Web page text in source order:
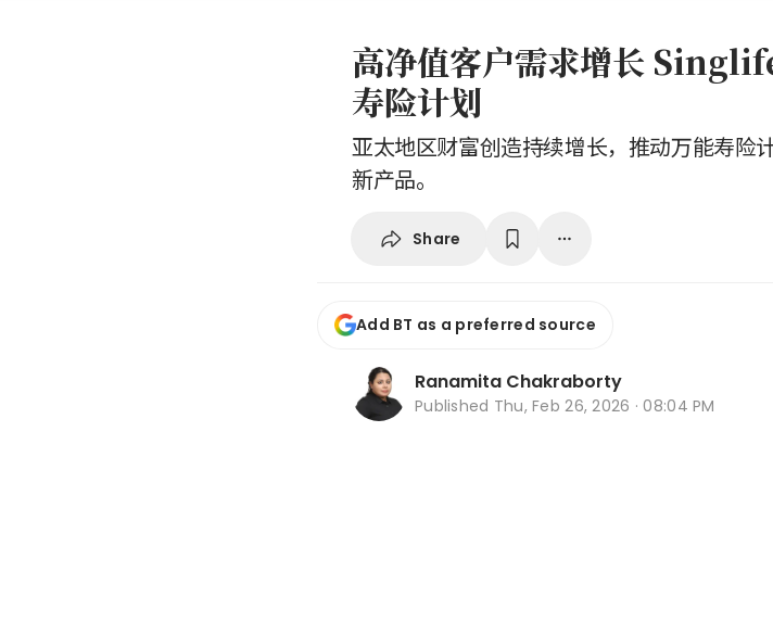
高净值客户需求增长
寿险计划
亚太地区财富创造持续增长，推动万能寿险
新产品。
Share
Add BT as a preferred source
Ranamita Chakraborty
Published Thu, Feb 26, 2026 · 08:04 PM